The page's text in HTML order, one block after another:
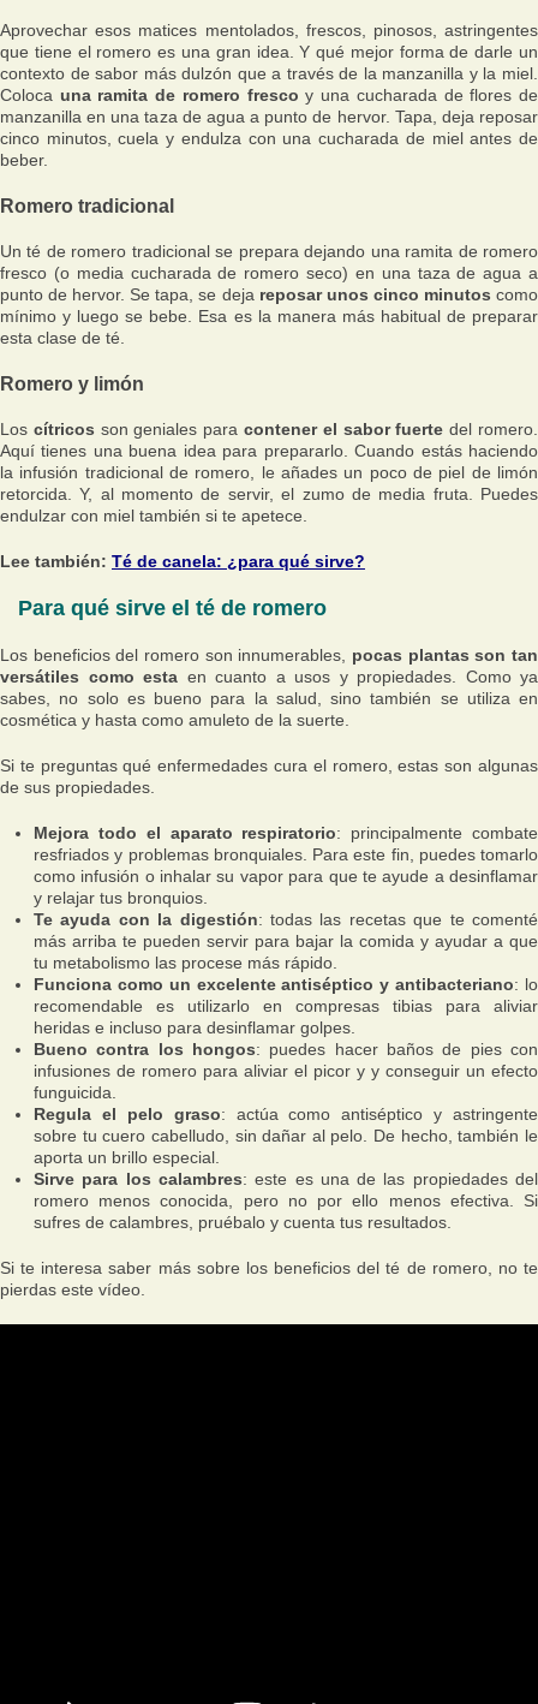
Aprovechar esos matices mentolados, frescos, pinosos, astringentes
que tiene el romero es una gran idea. Y qué mejor forma de darle un
contexto de sabor más dulzón que a través de la manzanilla y la miel.
Coloca una ramita de romero fresco y una cucharada de flores de
manzanilla en una taza de agua a punto de hervor. Tapa, deja reposar
cinco minutos, cuela y endulza con una cucharada de miel antes de
beber.
Romero tradicional
Un té de romero tradicional se prepara dejando una ramita de romero
fresco (o media cucharada de romero seco) en una taza de agua a
punto de hervor. Se tapa, se deja reposar unos cinco minutos como
mínimo y luego se bebe. Esa es la manera más habitual de preparar
esta clase de té.
Romero y limón
Los cítricos son geniales paracontener el sabor fuerte del romero.
Aquí tienes una buena idea para prepararlo. Cuando estás haciendo
la infusión tradicional de romero, le añades un poco de piel de limón
retorcida. Y, al momento de servir, el zumo de media fruta. Puedes
endulzar con miel también si te apetece.
Lee también: Té de canela: ¿para qué sirve?
Para qué sirve el té de romero
Los beneficios del romero son innumerables, pocas plantas son tan
versátiles como esta en cuanto a usos y propiedades. Como ya
sabes, no solo es bueno para la salud, sino también se utiliza en
cosmética y hasta como amuleto de la suerte.
Si te preguntas qué enfermedades cura el romero, estas son algunas
de sus propiedades.
Mejora todo el aparato respiratorio: principalmente combate
resfriados y problemas bronquiales. Para este fin, puedes tomarlo
como infusión o inhalar su vapor para que te ayude a desinflamar
y relajar tus bronquios.
Te ayuda con la digestión: todas las recetas que te comenté
más arriba te pueden servir para bajar la comida y ayudar a que
tu metabolismo las procese más rápido.
Funciona como un excelente antiséptico y antibacteriano: lo
recomendable es utilizarlo en compresas tibias para aliviar
heridas e incluso para desinflamar golpes.
Bueno contra los hongos: puedes hacer baños de pies con
infusiones de romero para aliviar el picor y y conseguir un efecto
funguicida.
Regula el pelo graso: actúa como antiséptico y astringente
sobre tu cuero cabelludo, sin dañar al pelo. De hecho, también le
aporta un brillo especial.
Sirve para los calambres: este es una de las propiedades del
romero menos conocida, pero no por ello menos efectiva. Si
sufres de calambres, pruébalo y cuenta tus resultados.
Si te interesa saber más sobre los beneficios del té de romero, no te
pierdas este vídeo.